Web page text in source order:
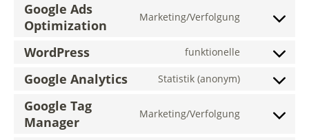
Google Ads
Optimization
Marketing/Verfolgung
WordPress funktionelle
Google Analytics Statistik (anonym)
Google Tag
Manager
Marketing/Verfolgung